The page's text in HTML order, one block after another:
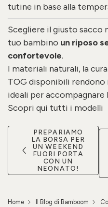
tutine in base alla
Scegliere il giusto sacco
tuo bambino un riposo
confortevole.
I materiali naturali, la
TOG disponibili rendono
ideali per accompagnare
Scopri qui tutti i modelli
PREPARIAMO
LA BORSA PER
UN WEEKEND
FUORI PORTA
CON UN
NEONATO!
Home Il Blog di Bamboom